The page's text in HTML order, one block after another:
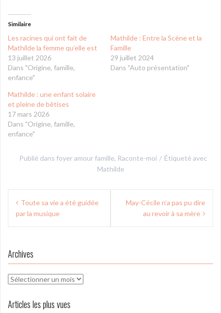
Similaire
Les racines qui ont fait de
Mathilde la femme qu’elle est
13 juillet 2026
Dans "Origine, famille,
enfance"
Mathilde : Entre la Scène et la
Famille
29 juillet 2024
Dans "Auto présentation"
Mathilde : une enfant solaire
et pleine de bêtises
17 mars 2026
Dans "Origine, famille,
enfance"
Publié dans foyer amour famille, Raconte-moi
Étiqueté avec
Mathilde
Navigation
de Toute sa vie a été guidée
par la musique
May-Cécile n’a pas pu dire
au revoir à sa mère
Archives
Archives
Articles les plus vues